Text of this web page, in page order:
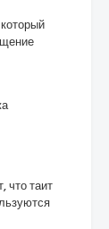
что таит